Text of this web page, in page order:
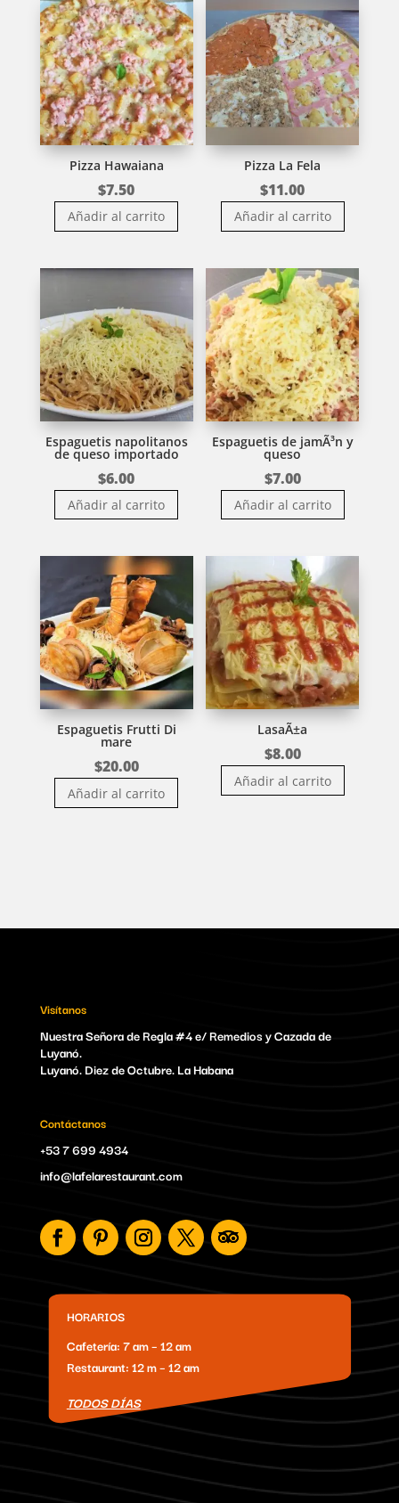
Pizza Hawaiana
$7.50
Añadir al carrito
Pizza La Fela
$11.00
Añadir al carrito
Espaguetis napolitanos
de queso importado
$6.00
Añadir al carrito
Espaguetis de jamÃ³n y
queso
$7.00
Añadir al carrito
Espaguetis Frutti Di
mare
$20.00
Añadir al carrito
LasaÃ±a
$8.00
Añadir al carrito
Visítanos
Nuestra Señora de Regla #4 e/ Remedios y Cazada de
Luyanó.
Luyanó. Diez de Octubre. La Habana
Contáctanos
+53 7 699 4934
info@lafelarestaurant.com
HORARIOS
Cafetería: 7 am – 12 am
Restaurant: 12 m – 12 am
TODOS DÍAS